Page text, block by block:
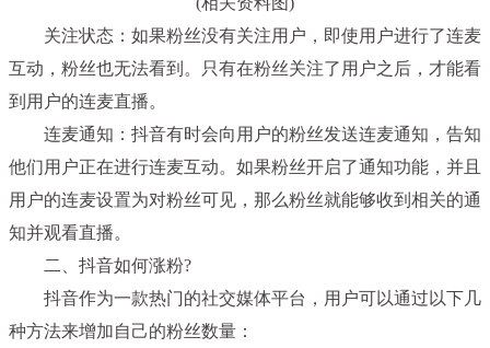
关注状态：如果粉丝没有关注用户，即使用户进行了连麦
互动，粉丝也无法看到。只有在粉丝关注了用户之后，才能看
到用户的连麦直播。
连麦通知：抖音有时会向用户的粉丝发送连麦通知，告知
他们用户正在进行连麦互动。如果粉丝开启了通知功能，并且
用户的连麦设置为对粉丝可见，那么粉丝就能够收到相关的通
知并观看直播。
二、抖音如何涨粉?
抖音作为一款热门的社交媒体平台，用户可以通过以下几
种方法来增加自己的粉丝数量：